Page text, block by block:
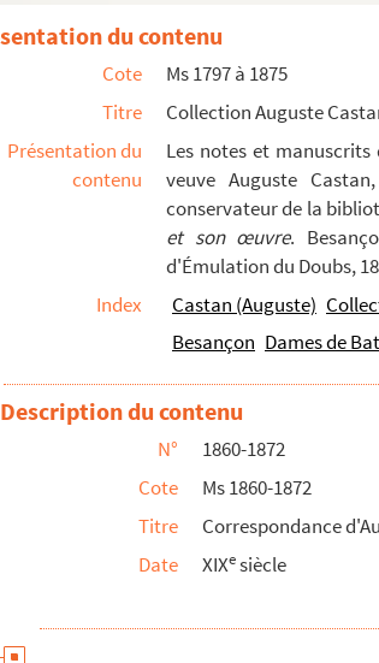
du contenu
Cote
Ms 1797 à 1875
Titre
Collection Auguste
Présentation du
contenu
Les notes et
veuve Auguste
conservateur de la
et son œuvre.
d'Émulation du Doubs,
Index
Castan (Auguste)
Besançon Dames de
Description du contenu
N°
1860-1872
Cote
Ms 1860-1872
Titre
Correspondance
Date
XIXesiècle